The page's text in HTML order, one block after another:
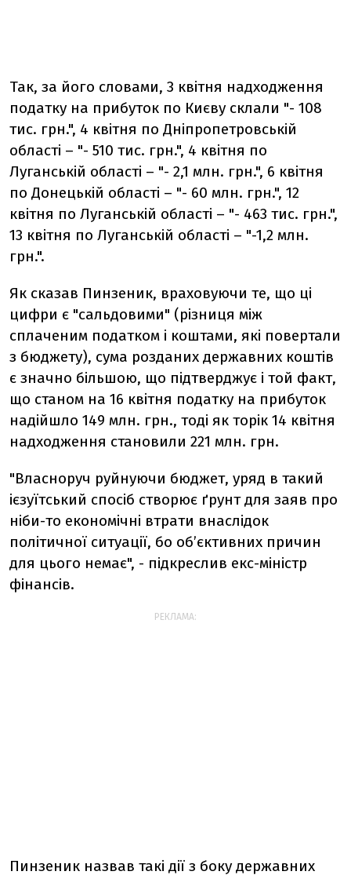
Так, за його словами, 3 квітня надходження
податку на прибуток по Києву склали "- 108
тис. грн.", 4 квітня по Дніпропетровській
області – "- 510 тис. грн.", 4 квітня по
Луганській області – "- 2,1 млн. грн.", 6 квітня
по Донецькій області – "- 60 млн. грн.", 12
квітня по Луганській області – "- 463 тис. грн.",
13 квітня по Луганській області – "-1,2 млн.
грн.".
Як сказав Пинзеник, враховуючи те, що ці
цифри є "сальдовими" (різниця між
сплаченим податком і коштами, які повертали
з бюджету), сума розданих державних коштів
є значно більшою, що підтверджує і той факт,
що станом на 16 квітня податку на прибуток
надійшло 149 млн. грн., тоді як торік 14 квітня
надходження становили 221 млн. грн.
"Власноруч руйнуючи бюджет, уряд в такий
ієзуїтський спосіб створює ґрунт для заяв про
ніби-то економічні втрати внаслідок
політичної ситуації, бо об’єктивних причин
для цього немає", - підкреслив екс-міністр
фінансів.
РЕКЛАМА:
Пинзеник назвав такі дії з боку державних